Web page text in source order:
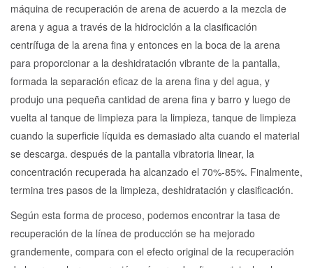
máquina de recuperación de arena de acuerdo a la mezcla de
arena y agua a través de la hidrociclón a la clasificación
centrífuga de la arena fina y entonces en la boca de la arena
para proporcionar a la deshidratación vibrante de la pantalla,
formada la separación eficaz de la arena fina y del agua, y
produjo una pequeña cantidad de arena fina y barro y luego de
vuelta al tanque de limpieza para la limpieza, tanque de limpieza
cuando la superficie líquida es demasiado alta cuando el material
se descarga. después de la pantalla vibratoria linear, la
concentración recuperada ha alcanzado el 70%-85%. Finalmente,
termina tres pasos de la limpieza, deshidratación y clasificación.
Según esta forma de proceso, podemos encontrar la tasa de
recuperación de la línea de producción se ha mejorado
grandemente, compara con el efecto original de la recuperación